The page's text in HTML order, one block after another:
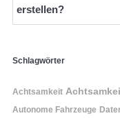
erstellen?
Schlagwörter
Achtsamkeit
Autonome Fahrzeuge